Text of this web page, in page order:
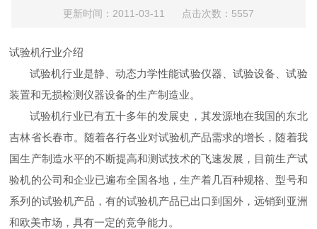
更新时间：2011-03-11 点击次数：5557
试验机行业介绍
试验机行业是静、动态力学性能试验仪器、试验设备、试验
装置和无损检测仪器设备的生产制造业。
试验机行业已有五十多年的发展史，其发源地在我国的东北
吉林省长春市。随着各行各业对试验机产品需求的增长，随着我
国生产制造水平的不断提高和测试技术的飞速发展，目前生产试
验机的公司和企业已遍布全国各地，生产着几百种规格、型号和
系列的试验机产品，有的试验机产品已出口到国外，远销到亚洲
和欧美市场，具有一定的竞争能力。